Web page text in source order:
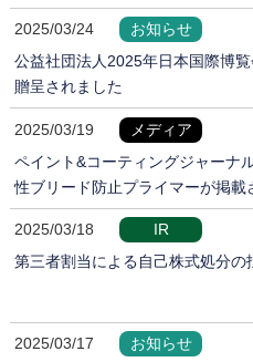
2025/03/24
お知らせ
公益社団法人2025年日本国際博
贈呈されました
2025/03/19
メディア
ペイント&コーティングジャーナ
性ブリード防止プライマーが掲載
2025/03/18
IR
第三者割当による自己株式処分
2025/03/17
お知らせ